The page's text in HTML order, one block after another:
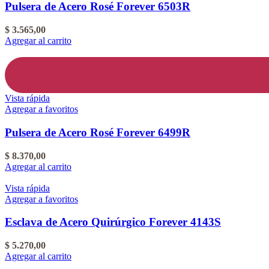
Pulsera de Acero Rosé Forever 6503R
$ 3.565,00
Agregar al carrito
Vista rápida
Agregar a favoritos
Pulsera de Acero Rosé Forever 6499R
$ 8.370,00
Agregar al carrito
Vista rápida
Agregar a favoritos
Esclava de Acero Quirúrgico Forever 4143S
$ 5.270,00
Agregar al carrito